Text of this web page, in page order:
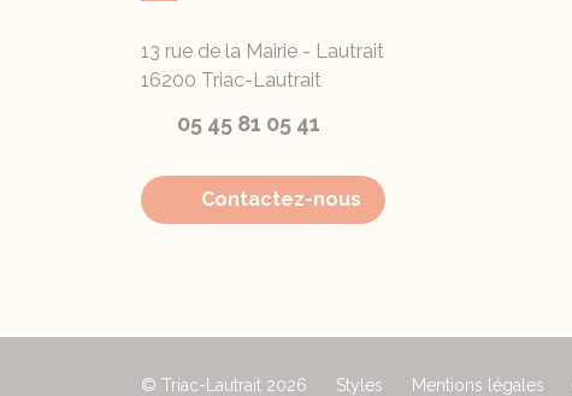
13 rue de la Mairie - Lautrait
16200 Triac-Lautrait
05 45 81 05 41
Contactez-nous
© Triac-Lautrait 2026 Styles Mentions légales